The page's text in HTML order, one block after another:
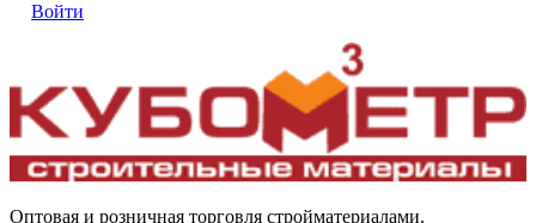
Войти
Оптовая и розничная торговля стройматериалами.